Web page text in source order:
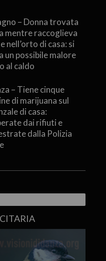
– Donna trovata
mentre raccoglieva
nell’orto di casa: si
un possibile malore
al caldo
– Tiene cinque
di marijuana sul
di casa:
dai rifiuti e
dalla Polizia